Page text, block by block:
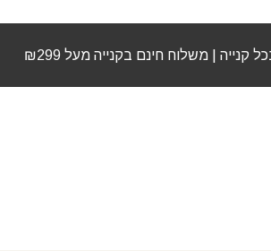
קנייה | משלוח חינם בקנייה מעל ₪299